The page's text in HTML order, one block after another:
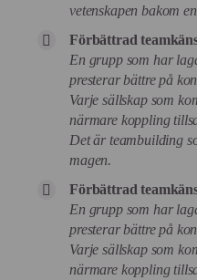
vetenskapen bakom
Förbättrad
En grupp som har
presterar bättre på
Varje sällskap som
närmare koppling
Det är teambuilding
magen.
Förbättrad
En grupp som har
presterar bättre på
Varje sällskap som
närmare koppling